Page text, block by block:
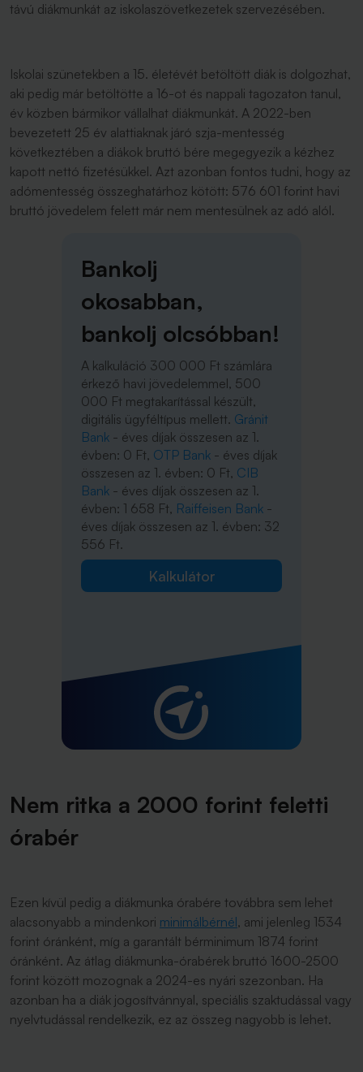
távú diákmunkát az iskolaszövetkezetek szervezésében.
Iskolai szünetekben a 15. életévét betöltött diák is dolgozhat,
aki pedig már betöltötte a 16-ot és nappali tagozaton tanul,
év közben bármikor vállalhat diákmunkát. A 2022-ben
bevezetett 25 év alattiaknak járó szja-mentesség
következtében a diákok bruttó bére megegyezik a kézhez
kapott nettó fizetésükkel. Azt azonban fontos tudni, hogy az
adómentesség összeghatárhoz kötött: 576 601 forint havi
bruttó jövedelem felett már nem mentesülnek az adó alól.
Bankolj
okosabban,
bankolj olcsóbban!
A kalkuláció 300 000 Ft számlára
érkező havi jövedelemmel, 500
000 Ft megtakarítással készült,
digitális ügyféltípus mellett. Gránit
Bank - éves díjak összesen az 1.
évben: 0 Ft, OTP Bank - éves díjak
összesen az 1. évben: 0 Ft, CIB
Bank - éves díjak összesen az 1.
évben: 1 658 Ft, Raiffeisen Bank -
éves díjak összesen az 1. évben: 32
556 Ft.
Kalkulátor
Nem ritka a 2000 forint feletti
órabér
Ezen kívül pedig a diákmunka órabére továbbra sem lehet
alacsonyabb a mindenkori minimálbérnél, ami jelenleg 1534
forint óránként, míg a garantált bérminimum 1874 forint
óránként. Az átlag diákmunka-órabérek bruttó 1600-2500
forint között mozognak a 2024-es nyári szezonban. Ha
azonban ha a diák jogosítvánnyal, speciális szaktudással vagy
nyelvtudással rendelkezik, ez az összeg nagyobb is lehet.